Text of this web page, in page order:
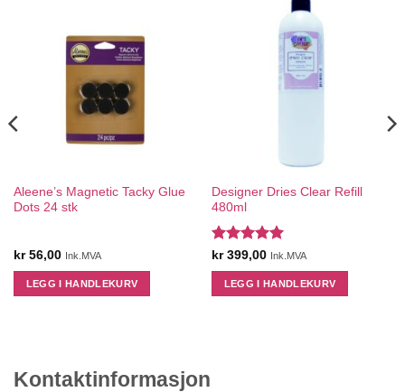
Aleene’s Magnetic Tacky Glue
Dots 24 stk
kr56,00 Ink.MVA
LEGG I HANDLEKURV
Designer Dries Clear Refill
480ml
Vurdert5
av 5
kr399,00 Ink.MVA
LEGG I HANDLEKURV
Kontaktinformasjon